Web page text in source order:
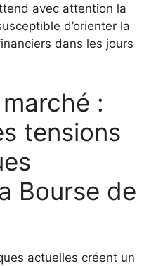
avec attention la
d’orienter la
dans les jours
:
tensions
Bourse de
actuelles créent un